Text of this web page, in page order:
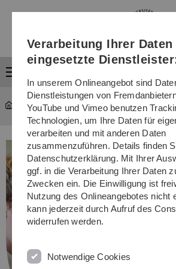
Direkt
Direkt
Direkt
Direkt
Direkt
International Office ...
Verarbeitung Ihrer
eingesetzte
In unserem Onlineangebot sind
Dienstleistungen von
YouTube und Vimeo benutzen
Technologien, um Ihre Daten für
verarbeiten und mit anderen Daten
zusammenzuführen. Details finden
Datenschutzerklärung. Mit Ihrer
ggf. in die Verarbeitung Ihrer Daten
Zwecken ein. Die Einwilligung ist
Nutzung des Onlineangebotes nicht
kann jederzeit durch Aufruf des
widerrufen werden.
Notwendige Cookies